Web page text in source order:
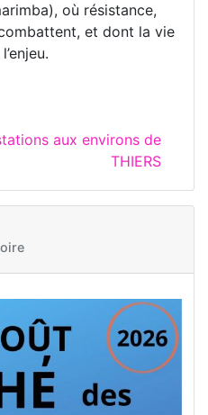
où résistance,
et dont la vie
aux environs de
THIERS